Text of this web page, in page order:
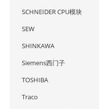
SCHNEIDER CPU模块
SEW
SHINKAWA
Siemens西门子
TOSHIBA
Traco